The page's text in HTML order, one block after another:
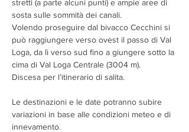
stretti (a parte alcuni punti) e ampie aree di
sosta sulle sommità dei canali.
Volendo proseguire dal bivacco Cecchini si
può raggiungere verso ovest il passo di Val
Loga, da lì verso sud fino a giungere sotto la
cima di Val Loga Centrale (3004 m).
Discesa per l’itinerario di salita.
Le destinazioni e le date potranno subire
variazioni in base alle condizioni meteo e di
innevamento.